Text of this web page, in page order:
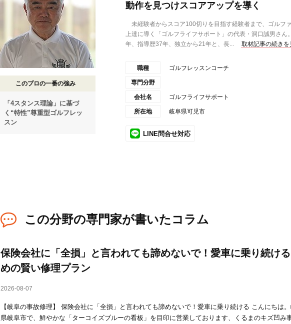
このプロの一番の強み
「4スタンス理論」に基づ
く“特性”尊重型ゴルフレッ
スン
動作を見つけスコアアップを導く
未経験者からスコア100切りを目指す経験者まで、ゴルフ
上達に導く「ゴルフライフサポート」の代表・洞口誠男さん
年、指導歴37年、独立から21年と、長...
取材記事の続き
職種 ゴルフレッスンコーチ
専門分野
会社名 ゴルフライフサポート
所在地 岐阜県可児市
LINE問合せ対応
この分野の専門家が書いたコラム
保険会社に「全損」と言われても諦めないで！愛車に乗り続け
めの賢い修理プラン
2026-08-07
【岐阜の事故修理】 保険会社に「全損」と言われても諦めないで！愛車に乗り続ける こんにちは
県岐阜市で、鮮やかな「ターコイズブルーの看板」を目印に営業しております、くるまのキズ凹み